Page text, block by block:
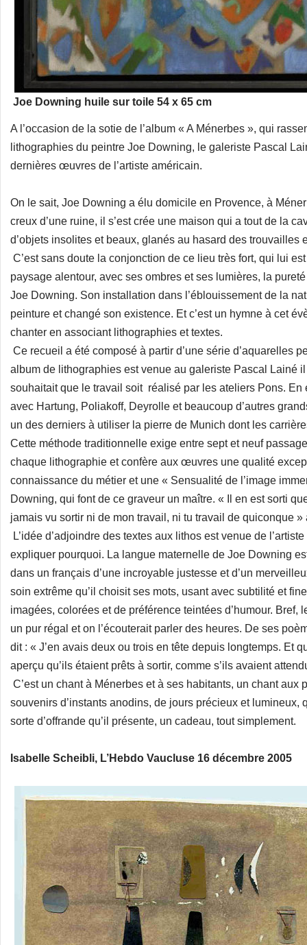
Joe Downing huile sur toile 54 x 65 cm
A l’occasion de la sotie de l’album « A Ménerbes », qui
lithographies du peintre Joe Downing, le galeriste Pascal
dernières œuvres de l’artiste américain.
On le sait, Joe Downing a élu domicile en Provence, à
creux d’une ruine, il s’est crée une maison qui a tout de la
d’objets insolites et beaux, glanés au hasard des trouvailles
C’est sans doute la conjonction de ce lieu très fort, qui lui
paysage alentour, avec ses ombres et ses lumières, la
Joe Downing. Son installation dans l’éblouissement de la
peinture et changé son existence. Et c’est un hymne à cet
chanter en associant lithographies et textes.
Ce recueil a été composé à partir d’une série d’aquarelles
album de lithographies est venue au galeriste Pascal Lainé
souhaitait que le travail soit réalisé par les ateliers Pons. En
avec Hartung, Poliakoff, Deyrolle et beaucoup d’autres
un des derniers à utiliser la pierre de Munich dont les
Cette méthode traditionnelle exige entre sept et neuf
chaque lithographie et confère aux œuvres une qualité
connaissance du métier et une « Sensualité de l’image
Downing, qui font de ce graveur un maître. « Il en est sorti
jamais vu sortir ni de mon travail, ni tu travail de quiconque »
L’idée d’adjoindre des textes aux lithos est venue de
expliquer pourquoi. La langue maternelle de Joe Downing
dans un français d’une incroyable justesse et d’un
soin extrême qu’il choisit ses mots, usant avec subtilité et
imagées, colorées et de préférence teintées d’humour. Bref,
un pur régal et on l’écouterait parler des heures. De ses
dit : « J’en avais deux ou trois en tête depuis longtemps. Et
aperçu qu’ils étaient prêts à sortir, comme s’ils avaient
C’est un chant à Ménerbes et à ses habitants, un chant aux
souvenirs d’instants anodins, de jours précieux et lumineux,
sorte d’offrande qu’il présente, un cadeau, tout simplement.
Isabelle Scheibli, L’Hebdo Vaucluse 16 décembre 2005